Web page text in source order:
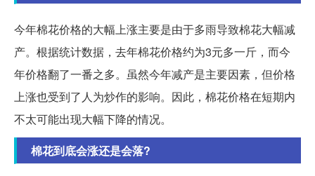
今年棉花价格的大幅上涨主要是由于多雨导致棉花大幅减
产。根据统计数据，去年棉花价格约为3元多一斤，而今
年价格翻了一番之多。虽然今年减产是主要因素，但价格
上涨也受到了人为炒作的影响。因此，棉花价格在短期内
不太可能出现大幅下降的情况。
棉花到底会涨还是会落?